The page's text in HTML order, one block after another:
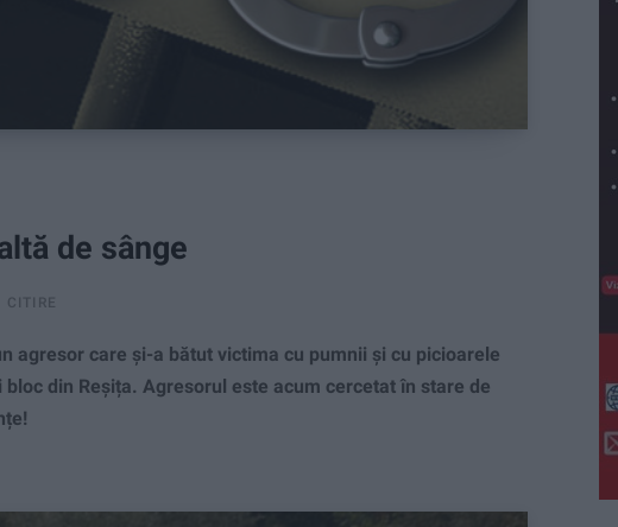
de sânge
CITIRE
agresor care și-a bătut victima cu pumnii și cu picioarele
din Reșița. Agresorul este acum cercetat în stare de